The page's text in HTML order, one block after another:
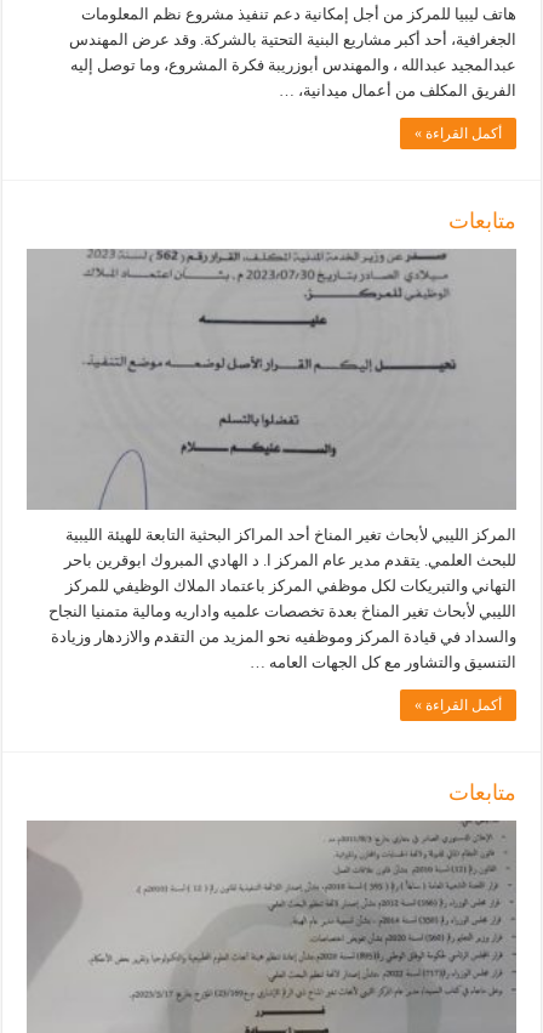
هاتف ليبيا للمركز من أجل إمكانية دعم تنفيذ مشروع نظم المعلومات
الجغرافية، أحد أكبر مشاريع البنية التحتية بالشركة. وقد عرض المهندس
عبدالمجيد عبدالله ، والمهندس أبوزريبة فكرة المشروع، وما توصل إليه
الفريق المكلف من أعمال ميدانية، …
أكمل القراءة »
متابعات
المركز الليبي لأبحاث تغير المناخ أحد المراكز البحثية التابعة للهيئة الليبية
للبحث العلمي. يتقدم مدير عام المركز ا. د الهادي المبروك ابوقرين باحر
التهاني والتبريكات لكل موظفي المركز باعتماد الملاك الوظيفي للمركز
الليبي لأبحاث تغير المناخ بعدة تخصصات علميه واداريه ومالية متمنيا النجاح
والسداد في قيادة المركز وموظفيه نحو المزيد من التقدم والازدهار وزيادة
التنسيق والتشاور مع كل الجهات العامه …
أكمل القراءة »
متابعات